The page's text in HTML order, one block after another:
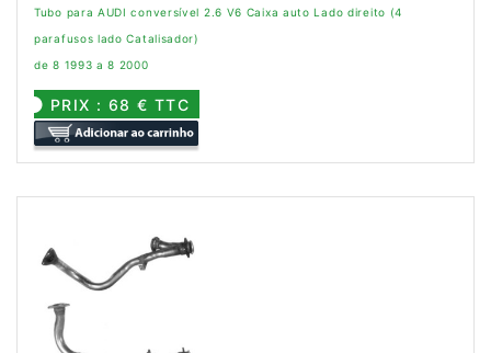
Tubo para AUDI conversível 2.6 V6 Caixa auto Lado direito (4
parafusos lado Catalisador)
de 8 1993 a 8 2000
PRIX : 68 € TTC